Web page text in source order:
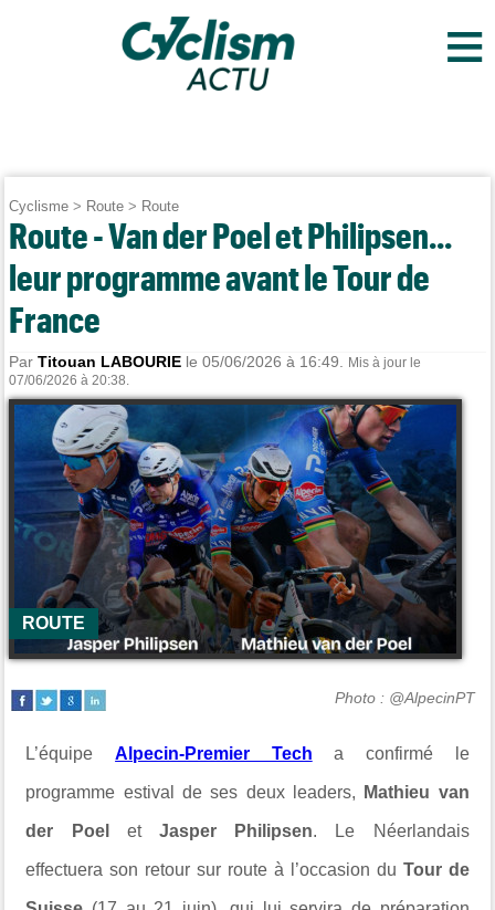
≡
Cyclisme > Route > Route
Route - Van der Poel et Philipsen...
leur programme avant le Tour de
France
ParTitouan LABOURIE le 05/06/2026 à 16:49.
Mis à jour le
07/06/2026 à 20:38.
ROUTE
Photo : @AlpecinPT
L’équipeAlpecin-Premier Tech a confirmé le
programme estival de ses deux leaders, Mathieu van
der Poel etJasper Philipsen. Le Néerlandais
effectuera son retour sur route à l’occasion du Tour de